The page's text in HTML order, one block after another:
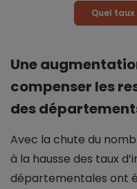
Quel
Une
compenser les
des
Avec la chute du
à la hausse des taux
départementales ont